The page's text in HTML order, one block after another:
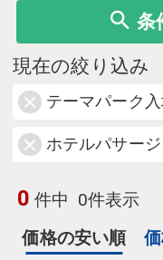
条
現在の絞り込み
テーマパーク
ホテルパサー
0 件中 0件表示
価格の安い順